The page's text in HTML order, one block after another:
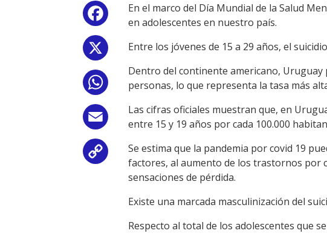
Facebook
WhatsApp
Email
Copy
Link
En el marco del Día Mundial de la Salud
en adolescentes en nuestro país.
Entre los jóvenes de 15 a 29 años, el
Dentro del continente americano, Uruguay
personas, lo que representa la tasa más
Las cifras oficiales muestran que, en
entre 15 y 19 años por cada 100.000
Se estima que la pandemia por covid 19
factores, al aumento de los trastornos por
sensaciones de pérdida.
Existe una marcada masculinización del
Respecto al total de los adolescentes que